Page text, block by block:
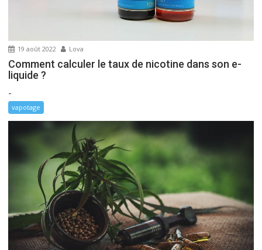
19 août 2022 Lova
Comment calculer le taux de nicotine dans son e-
liquide ?
-
vapotage